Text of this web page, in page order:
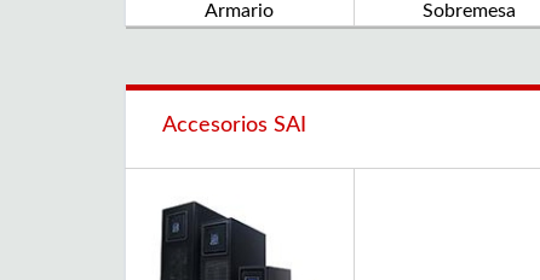
Armario
Sobremesa
Accesorios SAI